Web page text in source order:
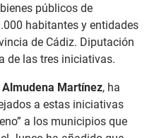
públicos de
habitantes y entidades
de Cádiz. Diputación
de las tres iniciativas.
Almudena Martínez, ha
a estas iniciativas
a los municipios que